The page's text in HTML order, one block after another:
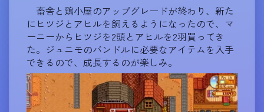
畜舎と鶏小屋のアップグレードが終わり、新た
にヒツジとアヒルを飼えるようになったので、マ
ーニーからヒツジを2頭とアヒルを2羽買ってき
た。ジュニモのバンドルに必要なアイテムを入手
できるので、成長するのが楽しみ。